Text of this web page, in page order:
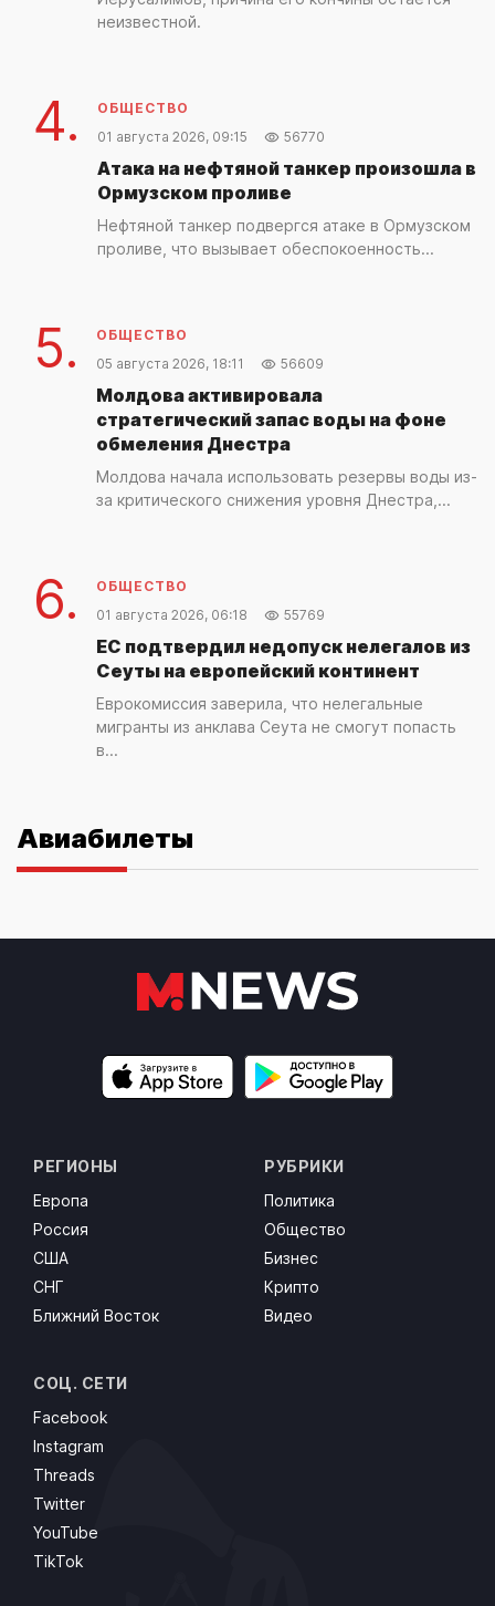
неизвестной.
4.
ОБЩЕСТВО
01 августа 2026, 09:15
56770
Атака на нефтяной танкер произошла в
Ормузском проливе
Нефтяной танкер подвергся атаке в Ормузском
проливе, что вызывает обеспокоенность...
5.
ОБЩЕСТВО
05 августа 2026, 18:11
56609
Молдова активировала
стратегический запас воды на фоне
обмеления Днестра
Молдова начала использовать резервы воды из-
за критического снижения уровня Днестра,...
6.
ОБЩЕСТВО
01 августа 2026, 06:18
55769
ЕС подтвердил недопуск нелегалов из
Сеуты на европейский континент
Еврокомиссия заверила, что нелегальные
мигранты из анклава Сеута не смогут попасть
в...
Авиабилеты
РЕГИОНЫ
Европа
Россия
США
СНГ
Ближний Восток
РУБРИКИ
Политика
Общество
Бизнес
Крипто
Видео
СОЦ. СЕТИ
Facebook
Instagram
Threads
Twitter
YouTube
TikTok